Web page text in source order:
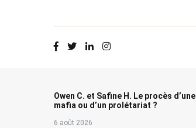
Owen C. et Safine H. Le procès d’une
mafia ou d’un prolétariat ?
6 août 2026